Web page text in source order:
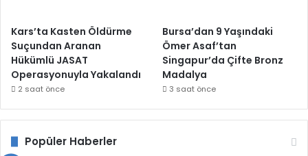
Kars’ta Kasten Öldürme
Suçundan Aranan
Hükümlü JASAT
Operasyonuyla Yakalandı
2 saat önce
Bursa’dan 9 Yaşındaki
Ömer Asaf’tan
Singapur’da Çifte Bronz
Madalya
3 saat önce
Popüler Haberler